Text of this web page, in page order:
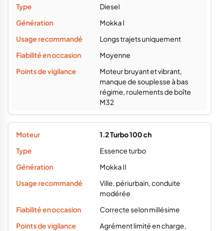
Diesel
Mokka I
Longs trajets uniquement
Moyenne
Moteur bruyant et vibrant,
manque de souplesse à bas
régime, roulements de boîte
M32
1.2 Turbo 100 ch
Essence turbo
Mokka II
Ville, périurbain, conduite
modérée
Correcte selon millésime
Agrément limité en charge,